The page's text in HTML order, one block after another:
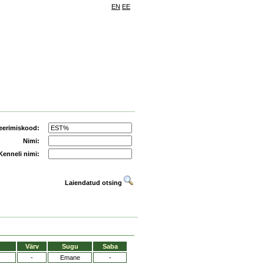
EN EE
Nimi:
nimi:
Laiendatud otsing
Värv Sugu
Saba
- Emane -